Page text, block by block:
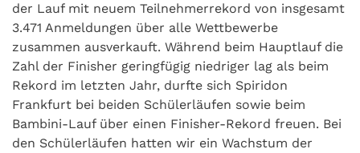
der Lauf mit neuem Teilnehmerrekord von insgesamt
3.471 Anmeldungen über alle Wettbewerbe
zusammen ausverkauft. Während beim Hauptlauf die
Zahl der Finisher geringfügig niedriger lag als beim
Rekord im letzten Jahr, durfte sich Spiridon
Frankfurt bei beiden Schülerläufen sowie beim
Bambini-Lauf über einen Finisher-Rekord freuen. Bei
den Schülerläufen hatten wir ein Wachstum der